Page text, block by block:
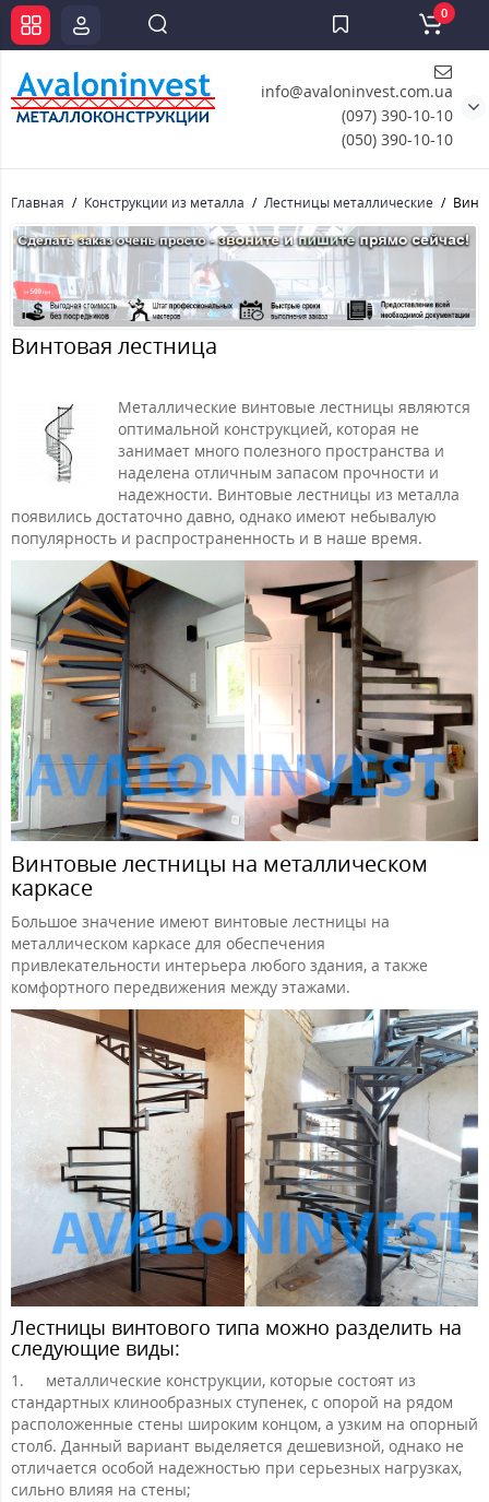
info@avaloninvest.com.ua
(097) 390-10-10
(050) 390-10-10
0
Главная Конструкции из металла Лестницы металлические
Винтовая лестница
Металлические винтовые лестницы являются
оптимальной конструкцией, которая не
занимает много полезного пространства и
наделена отличным запасом прочности и
надежности. Винтовые лестницы из металла
появились достаточно давно, однако имеют небывалую
популярность и распространенность и в наше время.
Винтовые лестницы на металлическом
каркасе
Большое значение имеют винтовые лестницы на
металлическом каркасе для обеспечения
привлекательности интерьера любого здания, а также
комфортного передвижения между этажами.
Лестницы винтового типа можно разделить на
следующие виды:
1.
металлические конструкции, которые состоят из
стандартных клинообразных ступенек, с опорой на рядом
расположенные стены широким концом, а узким на опорный
столб. Данный вариант выделяется дешевизной, однако не
отличается особой надежностью при серьезных нагрузках,
сильно влияя на стены;